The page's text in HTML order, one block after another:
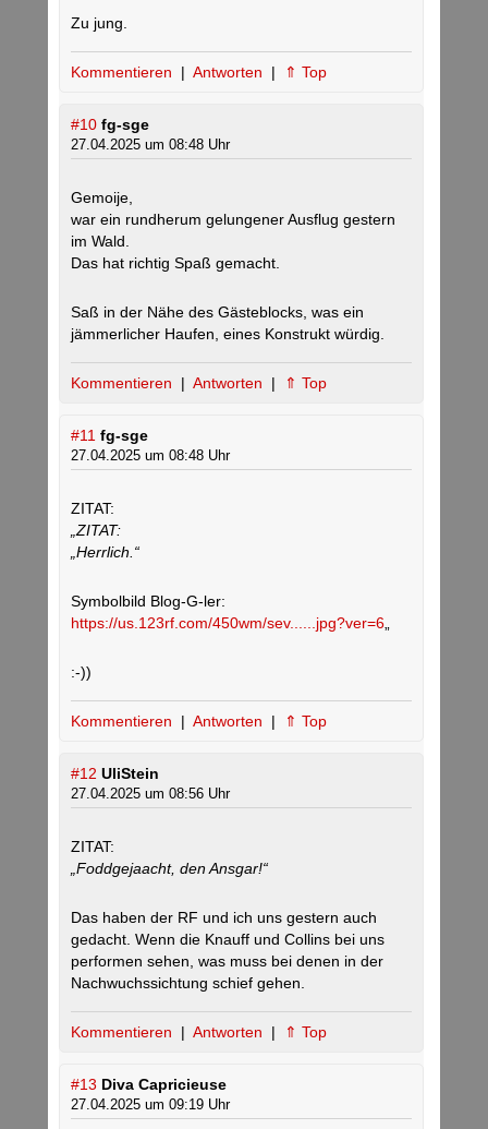
Zu jung.
Kommentieren | Antworten | ⇑ Top
#10 fg-sge
27.04.2025 um 08:48 Uhr
Gemoije,
war ein rundherum gelungener Ausflug gestern
im Wald.
Das hat richtig Spaß gemacht.
Saß in der Nähe des Gästeblocks, was ein
jämmerlicher Haufen, eines Konstrukt würdig.
Kommentieren | Antworten | ⇑ Top
#11 fg-sge
27.04.2025 um 08:48 Uhr
ZITAT:
„ZITAT:
„Herrlich.“
Symbolbild Blog-G-ler:
https://us.123rf.com/450wm/sev......jpg?ver=6
:-))
Kommentieren | Antworten | ⇑ Top
#12 UliStein
27.04.2025 um 08:56 Uhr
ZITAT:
„Foddgejaacht, den Ansgar!“
Das haben der RF und ich uns gestern auch
gedacht. Wenn die Knauff und Collins bei uns
performen sehen, was muss bei denen in der
Nachwuchssichtung schief gehen.
Kommentieren | Antworten | ⇑ Top
#13 Diva Capricieuse
27.04.2025 um 09:19 Uhr